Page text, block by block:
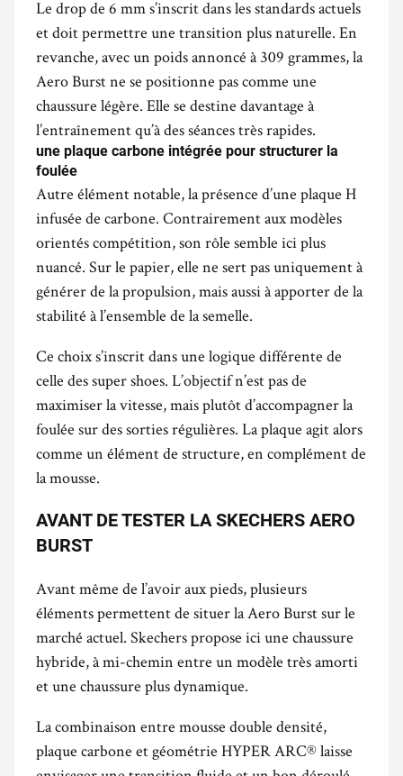
Le drop de 6 mm s’inscrit dans les standards actuels
et doit permettre une transition plus naturelle. En
revanche, avec un poids annoncé à 309 grammes, la
Aero Burst ne se positionne pas comme une
chaussure légère. Elle se destine davantage à
l’entraînement qu’à des séances très rapides.
une plaque carbone intégrée pour structurer la
foulée
Autre élément notable, la présence d’une plaque H
infusée de carbone. Contrairement aux modèles
orientés compétition, son rôle semble ici plus
nuancé. Sur le papier, elle ne sert pas uniquement à
générer de la propulsion, mais aussi à apporter de la
stabilité à l’ensemble de la semelle.
Ce choix s’inscrit dans une logique différente de
celle des super shoes. L’objectif n’est pas de
maximiser la vitesse, mais plutôt d’accompagner la
foulée sur des sorties régulières. La plaque agit alors
comme un élément de structure, en complément de
la mousse.
AVANT DE TESTER LA SKECHERS AERO
BURST
Avant même de l’avoir aux pieds, plusieurs
éléments permettent de situer la Aero Burst sur le
marché actuel. Skechers propose ici une chaussure
hybride, à mi-chemin entre un modèle très amorti
et une chaussure plus dynamique.
La combinaison entre mousse double densité,
plaque carbone et géométrie HYPER ARC® laisse